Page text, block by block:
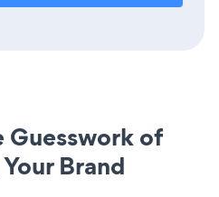
Guesswork of
Brand